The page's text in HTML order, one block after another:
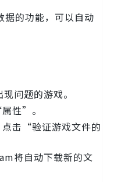
的功能，可以自动
问题的游戏。
性”。
击“验证游戏文件的
将自动下载新的文